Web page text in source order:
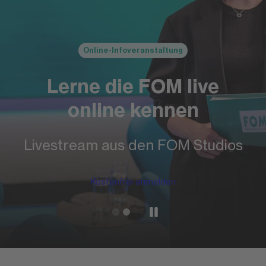
Online-Infoveranstaltung
Lerne die FOM live
online kennen
Livestream aus den FOM Studios
Kostenfrei anmelden